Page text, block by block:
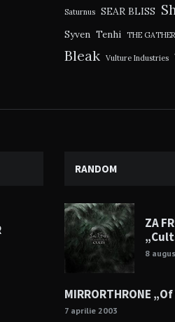
Saturnus SEAR BLISS
Syven Tenhi THE
Bleak Vulture Industries
RANDOM
ZA
8
MIRRORTHRONE
7 aprilie 2003